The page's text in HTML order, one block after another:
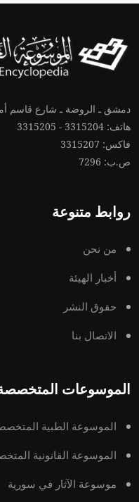
دمشق ـ الروضة ـ شارع قاسم
هاتف: 3315204 - 3315205
فاكس: 3315207
ص.ب: 7296
روابط متنوعة
من نحن
أخبار الهيئة
حقوق النشر
الاتصال بنا
الموسوعات
الموسوعة الطبية
الموسوعة القانونية
موسوعة الآثار في سورية